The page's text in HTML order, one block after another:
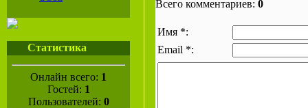
Статистика
Онлайн всего: 1
Гостей: 1
Пользователей: 0
Всего комментариев: 0
Имя *:
Email *: